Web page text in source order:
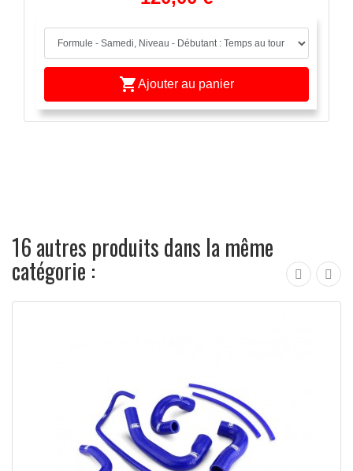
Ajouter au panier
16 autres produits dans la même
catégorie :